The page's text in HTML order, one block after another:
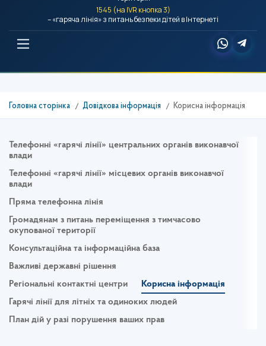
1545 (на IVR кнопка 3)
– «гаряча лінія» з питань безпеки дітей в Інтернеті
Головна сторінка Довідкова інформація Корисна інформація
Телефонні «гарячі лінії» центральних органів виконавчої
влади
Телефонні «гарячі лінії» місцевих органів виконавчої
влади
Пряма телефонна лінія
Громадянам з питань переміщення з тимчасово
окупованої території
Консультаційна та інформаційна база
Важливі державні рішення
Регіональні контактні центри
Корисна інформація
Гарячі лінії для літніх та одиноких людей
План дій у разі порушення ваших прав